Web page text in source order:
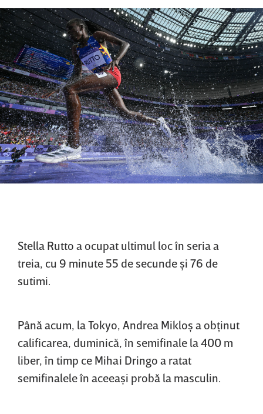
Stella Rutto a ocupat ultimul loc în seria a
treia, cu 9 minute 55 de secunde şi 76 de
sutimi.
Până acum, la Tokyo, Andrea Mikloş a obţinut
calificarea, duminică, în semifinale la 400 m
liber, în timp ce Mihai Dringo a ratat
semifinalele în aceeaşi probă la masculin.